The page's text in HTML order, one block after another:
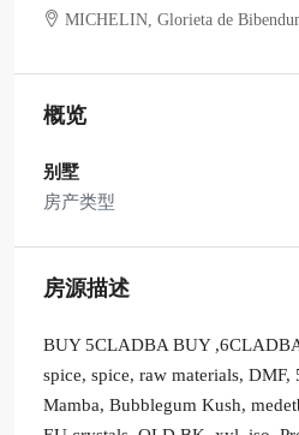
MICHELIN, Glorieta de
概览
别墅
房产类型
房源描述
BUY 5CLADBA BUY
spice, spice, raw materials,
Mamba, Bubblegum Kush,